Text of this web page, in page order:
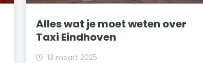
Alles wat je moet weten over
Taxi Eindhoven
13 maart 2025